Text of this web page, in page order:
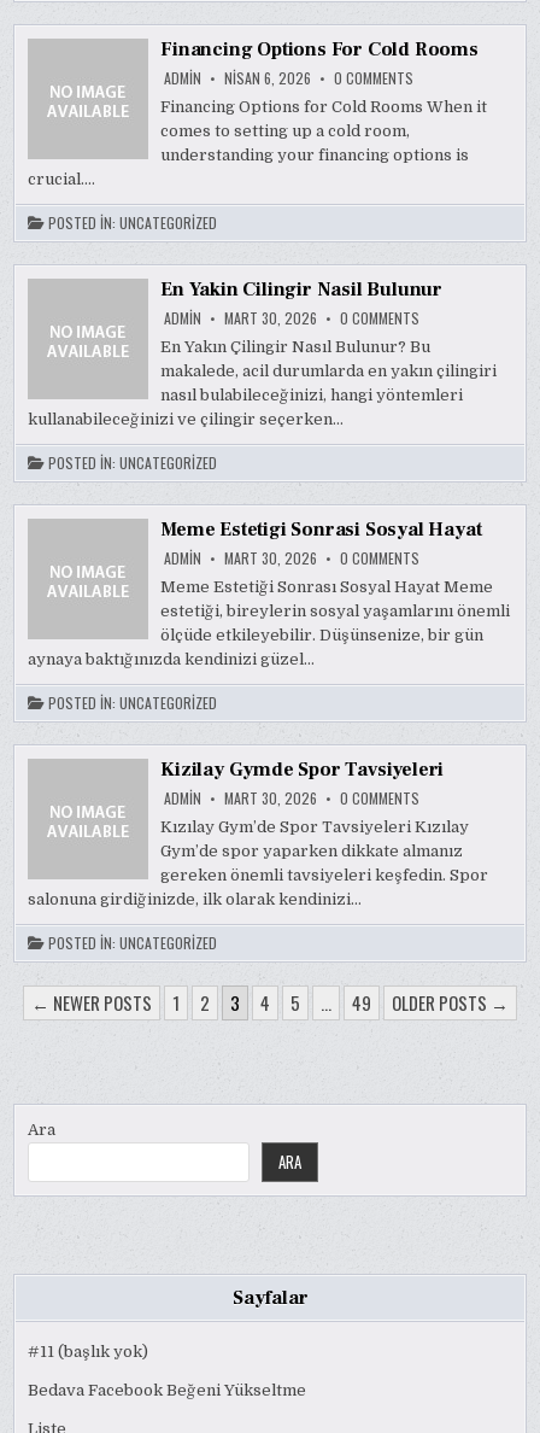
Financing Options For Cold Rooms
ADMIN NISAN 6, 2026 0 COMMENTS
OPTIONS
ROOMS
Financing Options for Cold Rooms When it
comes to setting up a cold room,
understanding your financing options is
crucial….
POSTED IN:UNCATEGORIZED
En Yakin Cilingir Nasil Bulunur
ADMIN MART 30, 2026 0 COMMENTS
YAKIN
CILINGIR
NASIL
BULUNUR
En Yakın Çilingir Nasıl Bulunur? Bu
makalede, acil durumlarda en yakın çilingiri
nasıl bulabileceğinizi, hangi yöntemleri
kullanabileceğinizi ve çilingir seçerken…
POSTED IN:UNCATEGORIZED
Meme Estetigi Sonrasi Sosyal Hayat
ADMIN MART 30, 2026 0 COMMENTS
ESTETIGI
SONRASI
SOSYAL
HAYAT
Meme Estetiği Sonrası Sosyal Hayat Meme
estetiği, bireylerin sosyal yaşamlarını önemli
ölçüde etkileyebilir. Düşünsenize, bir gün
aynaya baktığınızda kendinizi güzel…
POSTED IN:UNCATEGORIZED
Kizilay Gymde Spor Tavsiyeleri
ADMIN MART 30, 2026 0 COMMENTS
GYMDE
TAVSIYELERI
Kızılay Gym’de Spor Tavsiyeleri Kızılay
Gym’de spor yaparken dikkate almanız
gereken önemli tavsiyeleri keşfedin. Spor
salonuna girdiğinizde, ilk olarak kendinizi…
POSTED IN:UNCATEGORIZED
YAZI
SAYFALAMASI
← NEWER POSTS 1 2 3 4 5 … 49 OLDER POSTS →
Ara
ARA
Sayfalar
#11 (başlık yok)
Bedava Facebook Beğeni Yükseltme
Liste